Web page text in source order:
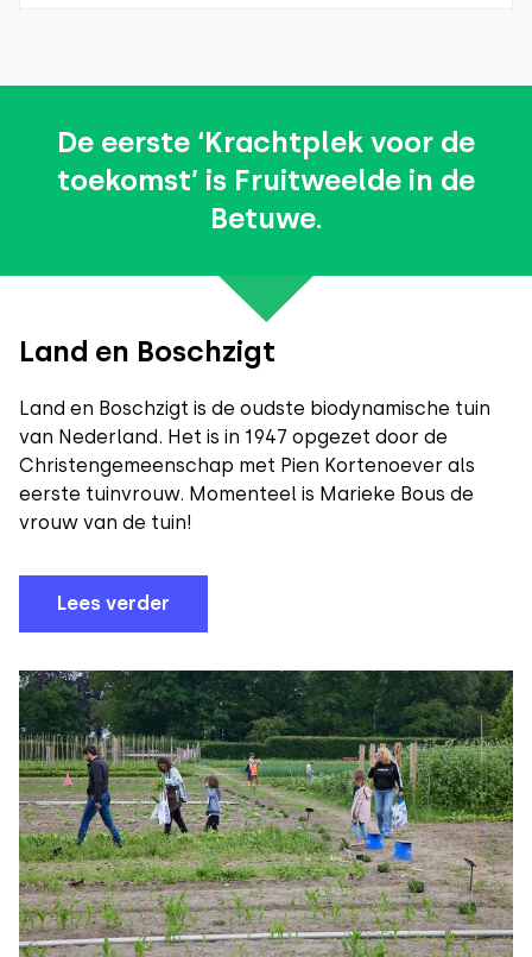
De eerste ‘Krachtplek voor de
toekomst’ is Fruitweelde in de
Betuwe.
Land en Boschzigt
Land en Boschzigt is de oudste biodynamische tuin
van Nederland. Het is in 1947 opgezet door de
Christengemeenschap met Pien Kortenoever als
eerste tuinvrouw. Momenteel is Marieke Bous de
vrouw van de tuin!
Lees verder